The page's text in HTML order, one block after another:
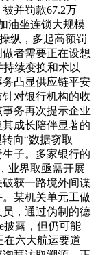
并罚款67.2万
油坐连锁大规模
纵，多起高额罚
者需要正在设想
续变换和术以
凸显供应链平安
对银行机构的收
务再次提示企业
成长陪伴显著的
向“数据窃取
子。多家银行的
业界取亟需开展
获一路境外间谍
某机关单元工做
，通过伪制的德
披露，但仍可能
在六大航运要道